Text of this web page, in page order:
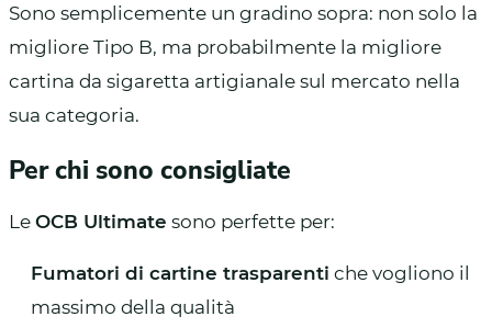
Sono semplicemente un gradino sopra: non solo la
migliore Tipo B, ma probabilmente la migliore
cartina da sigaretta artigianale sul mercato nella
sua categoria.
Per chi sono consigliate
Le OCB Ultimate sono perfette per:
Fumatori di cartine trasparenti che vogliono il
massimo della qualità